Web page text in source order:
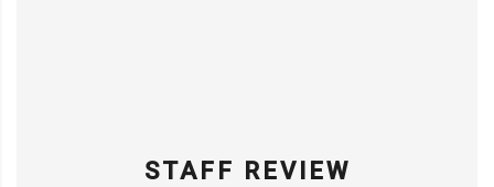
STAFF REVIEW